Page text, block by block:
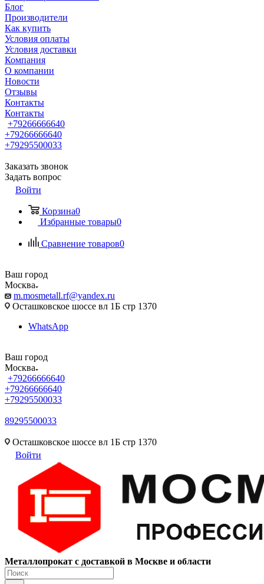
Блог
Производители
Как купить
Условия оплаты
Условия доставки
Компания
О компании
Новости
Отзывы
Контакты
Контакты
+79266666640
+79266666640
+79295500033
Заказать звонок
Задать вопрос
Войти
Корзина0
Избранные товары0
Сравнение товаров0
Ваш город
Москва
m.mosmetall.rf@yandex.ru
Осташковское шоссе вл 1Б стр 1370
WhatsApp
Ваш город
Москва
+79266666640
+79266666640
+79295500033
89295500033
Осташковское шоссе вл 1Б стр 1370
Войти
Металлопрокат с доставкой в Москве и области